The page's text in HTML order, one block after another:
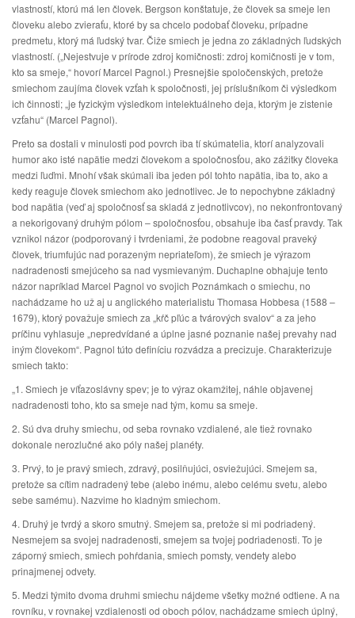
vlastností, ktorú má len človek. Bergson konštatuje, že človek sa smeje len
človeku alebo zvieraťu, ktoré by sa chcelo podobať človeku, prípadne
predmetu, ktorý má ľudský tvar. Čiže smiech je jedna zo základných ľudských
vlastností. („Nejestvuje v prírode zdroj komičnosti: zdroj komičnosti je v tom,
kto sa smeje,“ hovorí Marcel Pagnol.) Presnejšie spoločenských, pretože
smiechom zaujíma človek vzťah k spoločnosti, jej príslušníkom či výsledkom
ich činnosti; „je fyzickým výsledkom intelektuálneho deja, ktorým je zistenie
vzťahu“ (Marcel Pagnol).
Preto sa dostali v minulosti pod povrch iba tí skúmatelia, ktorí analyzovali
humor ako isté napätie medzi človekom a spoločnosťou, ako zážitky človeka
medzi ľuďmi. Mnohí však skúmali iba jeden pól tohto napätia, iba to, ako a
kedy reaguje človek smiechom ako jednotlivec. Je to nepochybne základný
bod napätia (veď aj spoločnosť sa skladá z jednotlivcov), no nekonfrontovaný
a nekorigovaný druhým pólom – spoločnosťou, obsahuje iba časť pravdy. Tak
vznikol názor (podporovaný i tvrdeniami, že podobne reagoval praveký
človek, triumfujúc nad porazeným nepriateľom), že smiech je výrazom
nadradenosti smejúceho sa nad vysmievaným. Duchaplne obhajuje tento
názor napríklad Marcel Pagnol vo svojich Poznámkach o smiechu, no
nachádzame ho už aj u anglického materialistu Thomasa Hobbesa (1588 –
1679), ktorý považuje smiech za „kŕč pľúc a tvárových svalov“ a za jeho
príčinu vyhlasuje „nepredvídané a úplne jasné poznanie našej prevahy nad
iným človekom“. Pagnol túto definíciu rozvádza a precizuje. Charakterizuje
smiech takto:
„1. Smiech je víťazoslávny spev; je to výraz okamžitej, náhle objavenej
nadradenosti toho, kto sa smeje nad tým, komu sa smeje.
2. Sú dva druhy smiechu, od seba rovnako vzdialené, ale tiež rovnako
dokonale nerozlučné ako póly našej planéty.
3. Prvý, to je pravý smiech, zdravý, posilňujúci, osviežujúci. Smejem sa,
pretože sa cítim nadradený tebe (alebo inému, alebo celému svetu, alebo
sebe samému). Nazvime ho kladným smiechom.
4. Druhý je tvrdý a skoro smutný. Smejem sa, pretože si mi podriadený.
Nesmejem sa svojej nadradenosti, smejem sa tvojej podriadenosti. To je
záporný smiech, smiech pohŕdania, smiech pomsty, vendety alebo
prinajmenej odvety.
5. Medzi týmito dvoma druhmi smiechu nájdeme všetky možné odtiene. A na
rovníku, v rovnakej vzdialenosti od oboch pólov, nachádzame smiech úplný,